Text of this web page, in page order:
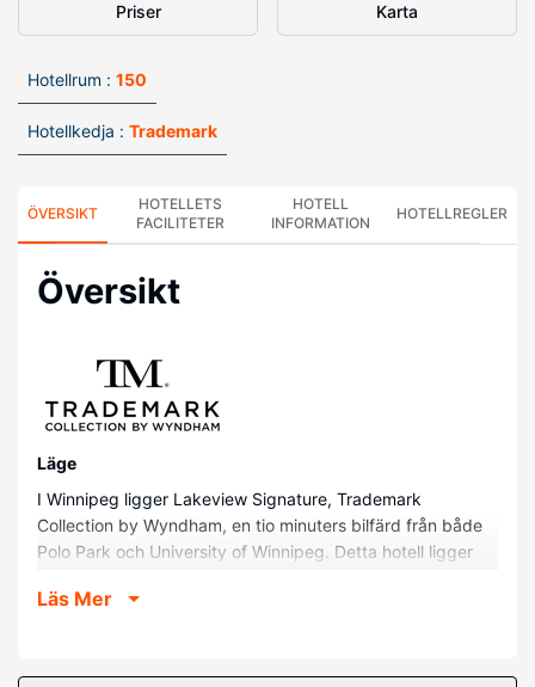
Priser Karta
Hotellrum : 150
Hotellkedja : Trademark
ÖVERSIKT
HOTELLETS
FACILITETER
HOTELL
INFORMATION
HOTELLREGLER
Översikt
Läge
I Winnipeg ligger Lakeview Signature, Trademark
Collection by Wyndham, en tio minuters bilfärd från både
Polo Park och University of Winnipeg. Detta hotell ligger
Life Centre.
Känn dig som hemma i ett av de 150 rummen med kylskåp
Läs Mer